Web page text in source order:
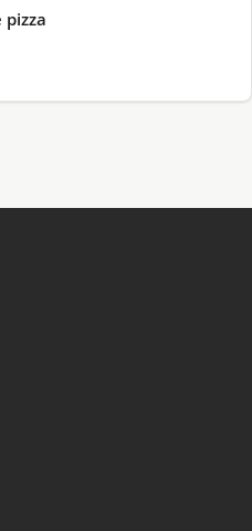
pizza